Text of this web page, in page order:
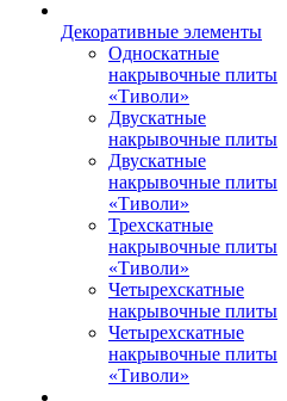
Декоративные элементы
Односкатные
накрывочные плиты
«Тиволи»
Двускатные
накрывочные плиты
Двускатные
накрывочные плиты
«Тиволи»
Трехскатные
накрывочные плиты
«Тиволи»
Четырехскатные
накрывочные плиты
Четырехскатные
накрывочные плиты
«Тиволи»